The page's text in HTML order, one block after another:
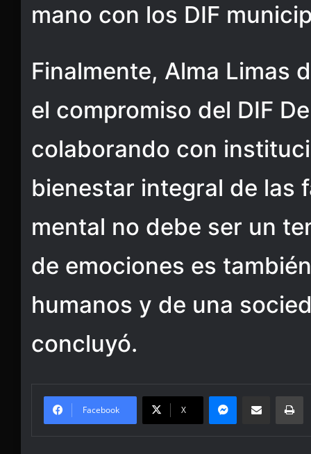
mano con los DIF
Finalmente, Alma Limas
el compromiso del DIF
colaborando con
bienestar integral de las
mental no debe ser un
de emociones es
humanos y de una
concluyó.
Facebook X
Messenger
Share via Email